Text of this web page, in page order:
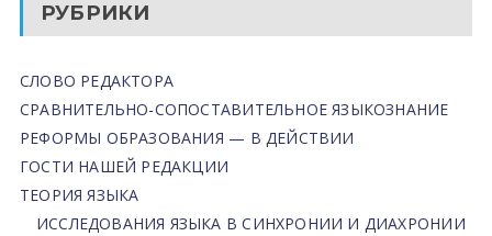
РУБРИКИ
СЛОВО РЕДАКТОРА
СРАВНИТЕЛЬНО-СОПОСТАВИТЕЛЬНОЕ ЯЗЫКОЗНАНИЕ
РЕФОРМЫ ОБРАЗОВАНИЯ — В ДЕЙСТВИИ
ГОСТИ НАШЕЙ РЕДАКЦИИ
ТЕОРИЯ ЯЗЫКА
ИССЛЕДОВАНИЯ ЯЗЫКА В СИНХРОНИИ И ДИАХРОНИИ